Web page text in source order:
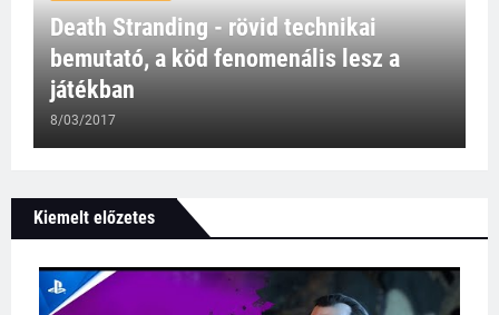
Death Stranding - rövid technikai
bemutató, a köd fenomenális lesz a
játékban
8/03/2017
Kiemelt előzetes